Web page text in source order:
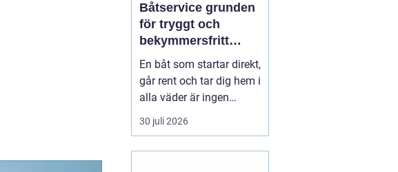
Båtservice grunden
för tryggt och
bekymmersfritt
båtliv
En båt som startar direkt,
går rent och tar dig hem i
alla väder är ingen
slump. Bakom varje
problemfri båttur ligger
30 juli 2026